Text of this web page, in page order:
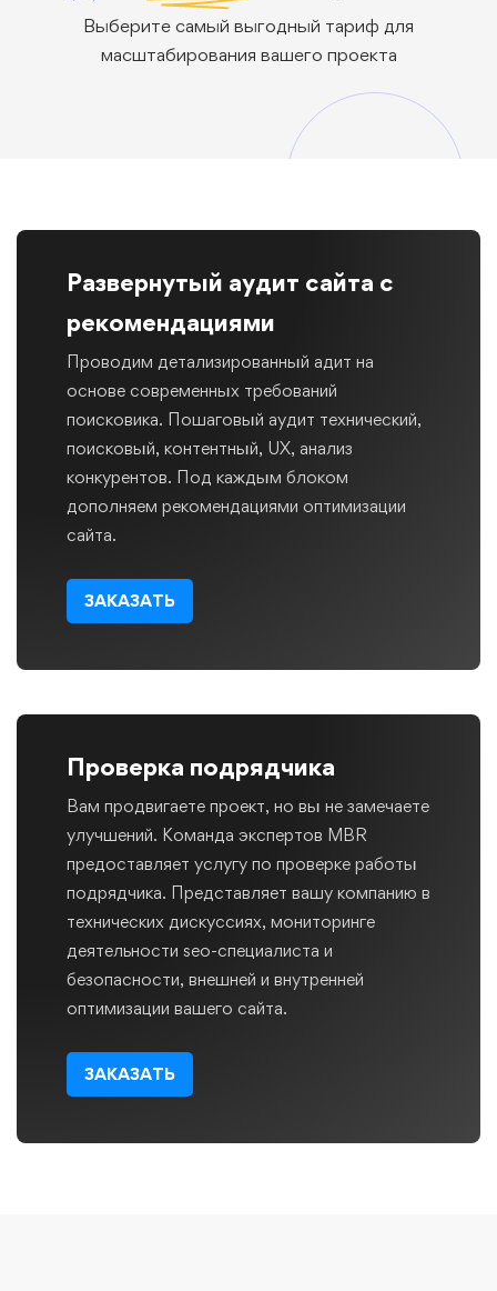
Выберите самый выгодный тариф для
масштабирования вашего проекта
Развернутый аудит сайта с
рекомендациями
Проводим детализированный адит на
основе современных требований
поисковика. Пошаговый аудит технический,
поисковый, контентный, UX, анализ
конкурентов. Под каждым блоком
дополняем рекомендациями оптимизации
сайта.
ЗАКАЗАТЬ
Проверка подрядчика
Вам продвигаете проект, но вы не замечаете
улучшений. Команда экспертов MBR
предоставляет услугу по проверке работы
подрядчика. Представляет вашу компанию в
технических дискуссиях, мониторинге
деятельности seo-специалиста и
безопасности, внешней и внутренней
оптимизации вашего сайта.
ЗАКАЗАТЬ